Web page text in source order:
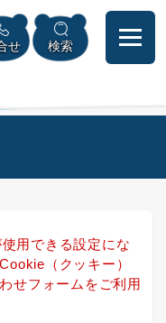
本文へ
せ 検索
用できる設定にな
（クッキー）
せフォームをご利用